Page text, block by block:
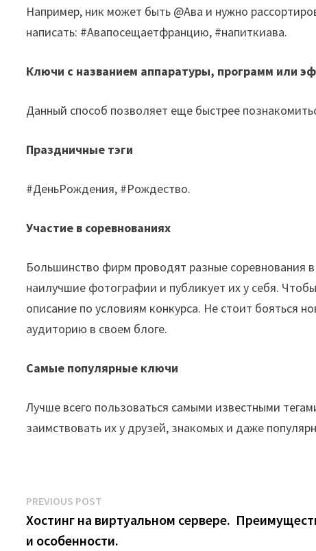
Например, ник может быть @Ава и нужно
написать: #Авапосещаетфранцию, #напиткиава.
Ключи с названием аппаратуры, программ или
Данный способ позволяет еще быстрее
Праздничные тэги
#ДеньРождения, #Рождество.
Участие в соревнованиях
Большинство фирм проводят разные соревнования
наилучшие фотографии и публикует их у себя.
описание по условиям конкурса. Не стоит бояться
аудиторию в своем блоге.
Самые популярные ключи
Лучше всего пользоваться самыми известными
заимствовать их у друзей, знакомых и даже
Post
navigation
PREVIOUS POST
post:
Хостинг на виртуальном сервере.
и особенности.